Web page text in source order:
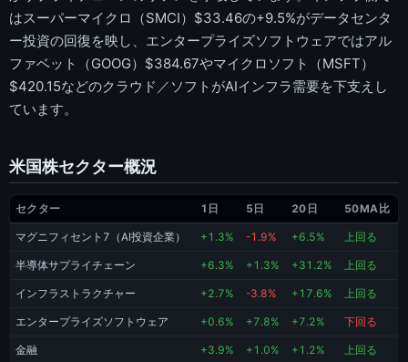
はスーパーマイクロ（SMCI）$33.46の+9.5%がデータセンタ
ー投資の回復を映し、エンタープライズソフトウェアではアル
ファベット（GOOG）$384.67やマイクロソフト（MSFT）
$420.15などのクラウド／ソフトがAIインフラ需要を下支えし
ています。
米国株セクター概況
セクター 1日 5日 20日 50MA比
マグニフィセント7（AI投資企業） +1.3% -1.9% +6.5% 上回る
半導体サプライチェーン +6.3% +1.3% +31.2% 上回る
インフラストラクチャー +2.7% -3.8% +17.6% 上回る
エンタープライズソフトウェア +0.6% +7.8% +7.2% 下回る
金融 +3.9% +1.0% +1.2% 上回る